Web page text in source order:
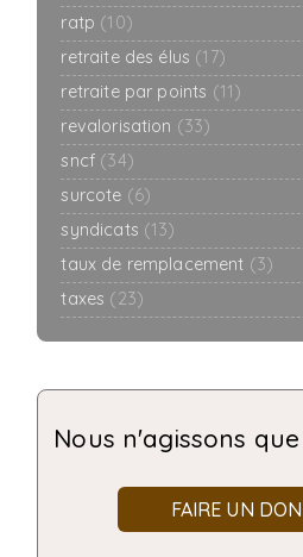
ratp (10)
retraite des élus (17)
retraite par points (11)
revalorisation (33)
sncf (34)
surcote (6)
syndicats (13)
taux de remplacement (3)
taxes (23)
Nous n'agissons
FAIRE UN DON